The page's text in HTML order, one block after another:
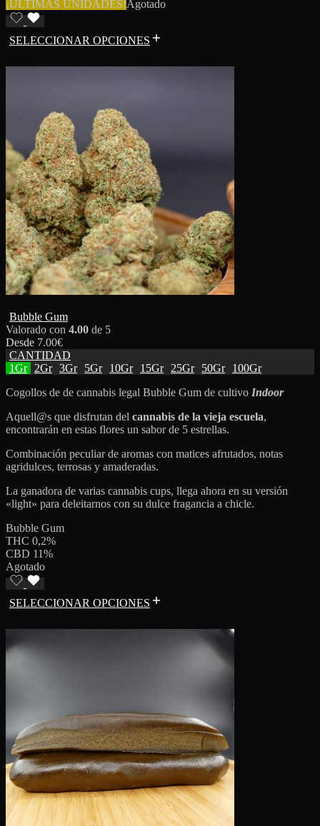
¡ÚLTIMAS UNIDADES!Agotado
SELECCIONAR OPCIONES
Bubble Gum
Valorado con 4.00 de 5
Desde 7.00€
CANTIDAD
1Gr
2Gr 3Gr 5Gr 10Gr 15Gr 25Gr 50Gr
100Gr
Cogollos de de cannabis legal Bubble Gum de cultivo Indoor
Aquell@s que disfrutan del cannabis de la vieja escuela,
encontrarán en estas flores un sabor de 5 estrellas.
Combinación peculiar de aromas con matices afrutados, notas
agridulces, terrosas y amaderadas.
La ganadora de varias cannabis cups, llega ahora en su versión
«light» para deleitarnos con su dulce fragancia a chicle.
Bubble Gum
THC 0,2%
CBD 11%
Agotado
SELECCIONAR OPCIONES